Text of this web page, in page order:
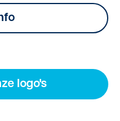
logo's